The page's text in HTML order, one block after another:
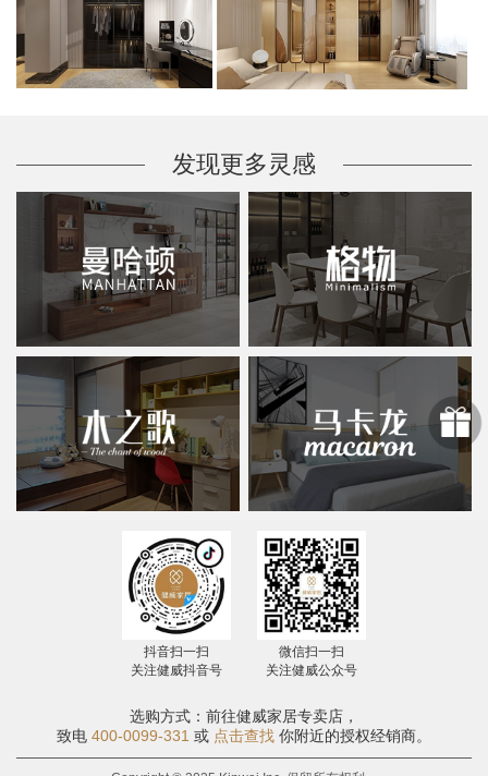
发现更多灵感
抖音扫一扫
关注健威抖音号
微信扫一扫
关注健威公众号
选购方式：前往健威家居专卖店，
致电 400-0099-331 或 点击查找 你附近的授权经销商。